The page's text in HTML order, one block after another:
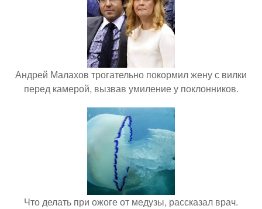
Андрей Малахов трогательно покормил жену с вилки
перед камерой, вызвав умиление у поклонников.
Что делать при ожоге от медузы, рассказал врач.